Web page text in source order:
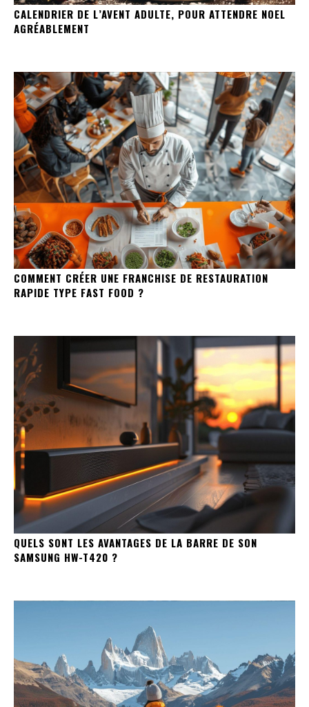
CALENDRIER DE L’AVENT ADULTE, POUR ATTENDRE NOEL
AGRÉABLEMENT
COMMENT CRÉER UNE FRANCHISE DE RESTAURATION
RAPIDE TYPE FAST FOOD ?
QUELS SONT LES AVANTAGES DE LA BARRE DE SON
SAMSUNG HW-T420 ?